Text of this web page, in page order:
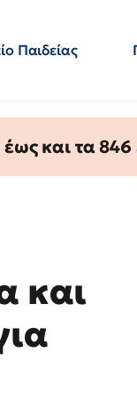
Παιδείας
και τα 846
και